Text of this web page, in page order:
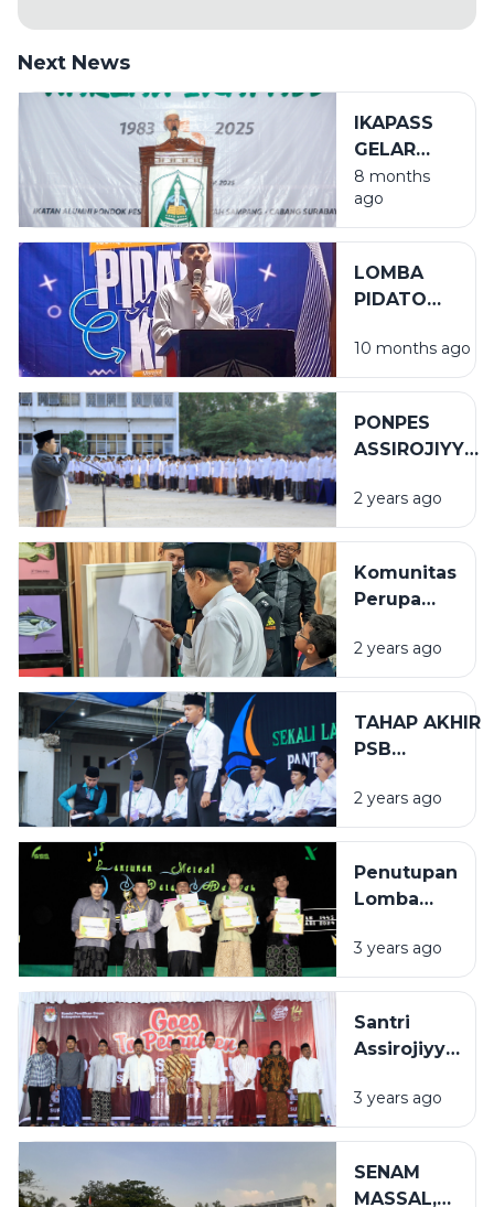
Next News
IKAPASS
GELAR
HARLAH
KE-42 DI
ALUN-
SURABAYA
8 months
ago
LOMBA
PIDATO
MEMASUKI
SISTEM
10 months ago
PONPES
ASSIROJIYYAH
GELAR APEL
HSN 2024 M
2 years ago
Komunitas
Perupa
Gelar
Pameran
di Ponpes
Assirojiyyah
2 years ago
TAHAP AKHIR
PSB
SANTRI
BERPRESTASI)
2 years ago
Penutupan
Lomba
Dakwah
(BIDAK)
1444
&#8211;
3 years ago
Santri
Assirojiyyah
Sosialisasi
Pemilu KPU
3 years ago
SENAM
MASSAL,